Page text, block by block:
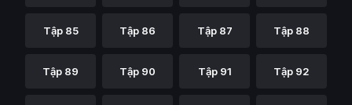
Tập 85 Tập 86 Tập 87 Tập 88
Tập 89 Tập 90 Tập 91 Tập 92